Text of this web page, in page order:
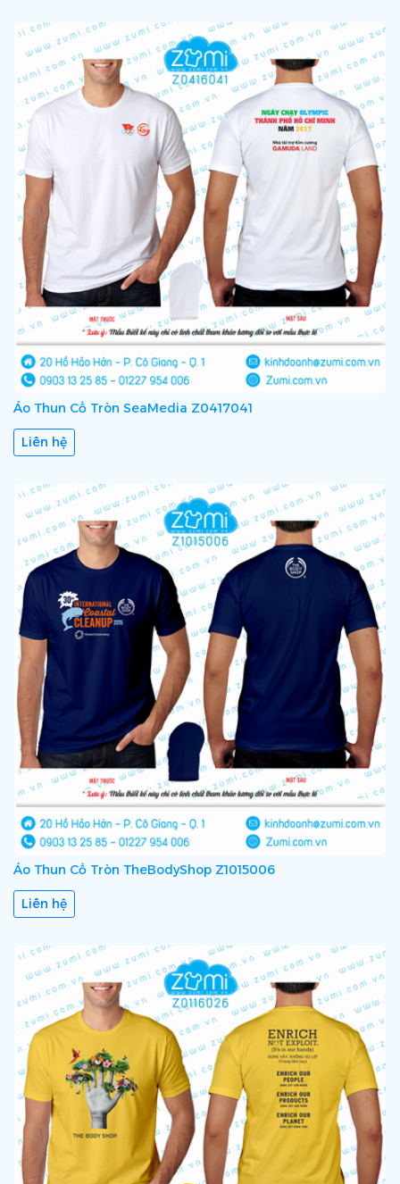
Áo Thun Cổ Tròn SeaMedia Z0417041
Liên hệ
Áo Thun Cổ Tròn TheBodyShop Z1015006
Liên hệ